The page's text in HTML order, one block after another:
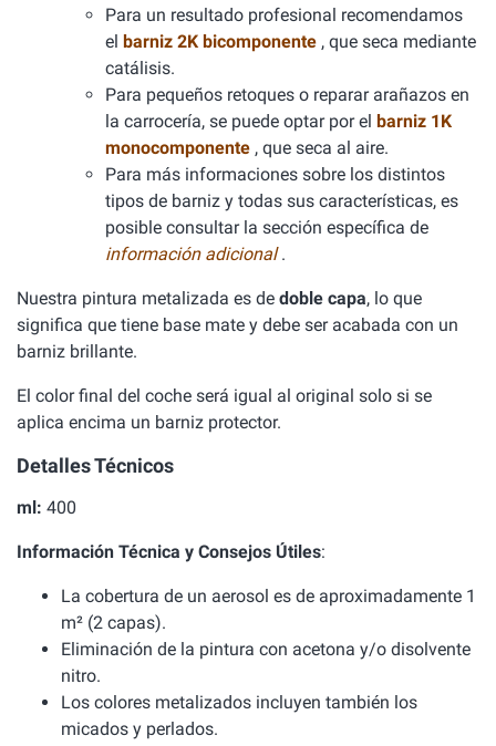
Para un resultado profesional recomendamos
el barniz 2K bicomponente , que seca mediante
catálisis.
Para pequeños retoques o reparar arañazos en
la carrocería, se puede optar por el barniz 1K
monocomponente , que seca al aire.
Para más informaciones sobre los distintos
tipos de barniz y todas sus características, es
posible consultar la sección específica de
información adicional.
Nuestra pintura metalizada es de doble capa, lo que
significa que tiene base mate y debe ser acabada con un
barniz brillante.
El color final del coche será igual al original solo si se
aplica encima un barniz protector.
Detalles Técnicos
ml: 400
Información Técnica y Consejos Útiles:
La cobertura de un aerosol es de aproximadamente 1
m² (2 capas).
Eliminación de la pintura con acetona y/o disolvente
nitro.
Los colores metalizados incluyen también los
micados y perlados.